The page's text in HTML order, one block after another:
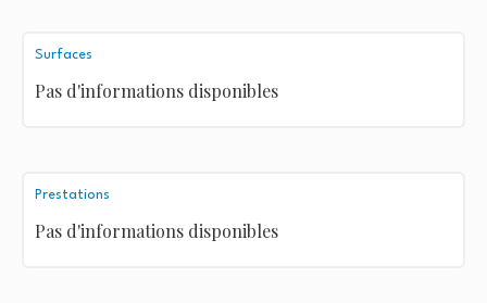
Surfaces
Pas d'informations disponibles
Prestations
Pas d'informations disponibles